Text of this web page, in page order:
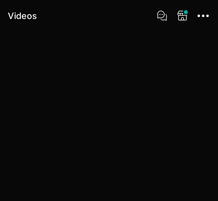
Videos